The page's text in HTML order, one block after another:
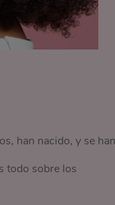
han nacido, y se han
todo sobre los